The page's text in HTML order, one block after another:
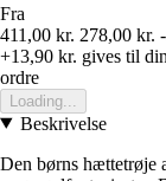
Fra
411,00 kr. 278,00 kr.
+13,90 kr. gives til
ordre
Loading...
Beskrivelse
Den børns hættetrøje